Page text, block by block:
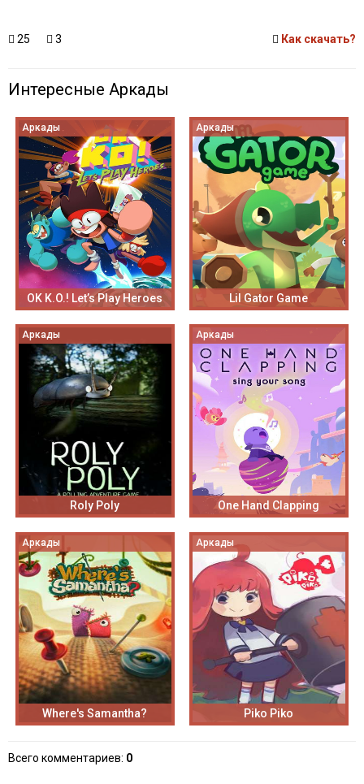
25 3 Как скачать?
Интересные Аркады
Аркады
OK K.O.! Let’s Play Heroes
Аркады
Lil Gator Game
Аркады
Roly Poly
Аркады
One Hand Clapping
Аркады
Where's Samantha?
Аркады
Piko Piko
Всего комментариев: 0